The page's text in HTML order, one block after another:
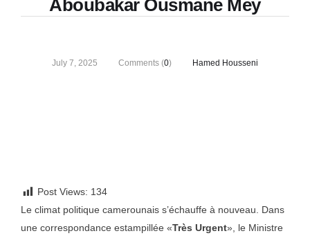
Aboubakar Ousmane Mey
July 7, 2025 Comments (0) Hamed Housseni
Post Views: 134
Le climat politique camerounais s’échauffe à nouveau. Dans
une correspondance estampillée «Très Urgent», le Ministre